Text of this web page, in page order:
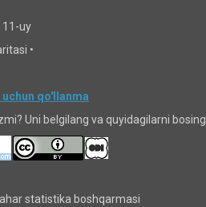
11-uy
•
qo'llanma
Uni belgilang va quyidagilarni bosing
statistika boshqarmasi